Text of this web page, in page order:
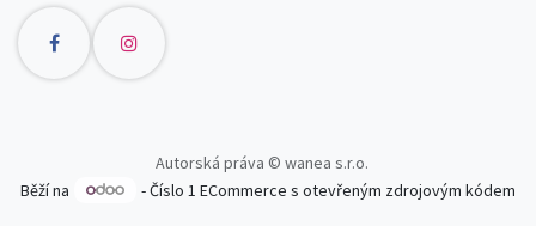
Autorská práva © wanea s.r.o.
Běží na
- Číslo 1ECommerce s otevřeným zdrojovým kódem